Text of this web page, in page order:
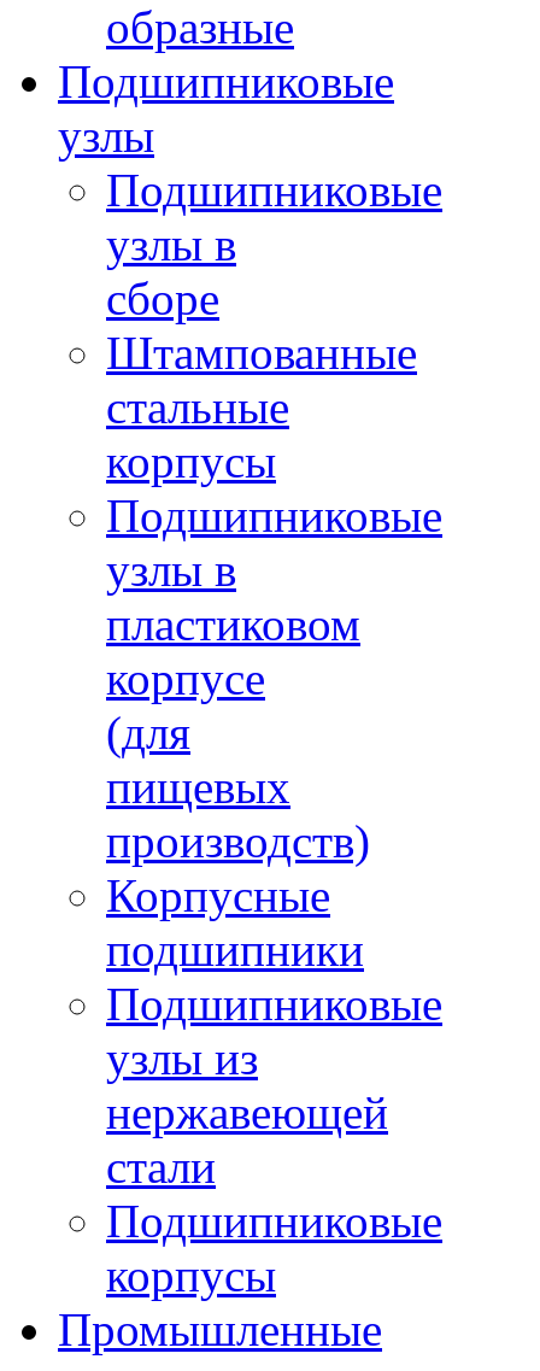
образные
Подшипниковые
узлы
Подшипниковые
узлы в
сборе
Штампованные
стальные
корпусы
Подшипниковые
узлы в
пластиковом
корпусе
(для
пищевых
производств)
Корпусные
подшипники
Подшипниковые
узлы из
нержавеющей
стали
Подшипниковые
корпусы
Промышленные